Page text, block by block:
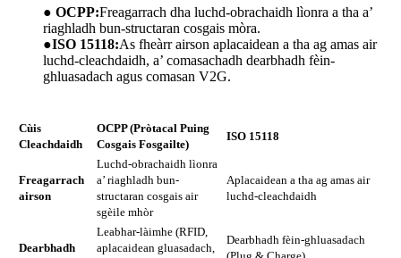
● OCPP:Freagarrach dha luchd-obrachaidh lìonra a tha a’
riaghladh bun-structaran cosgais mòra.
●ISO 15118:As fheàrr airson aplacaidean a tha ag amas air
luchd-cleachdaidh, a’ comasachadh dearbhadh fèin-
ghluasadach agus comasan V2G.
Cùis
Cleachdaidh
OCPP (Pròtacal Puing
Cosgais Fosgailte)
ISO 15118
Freagarrach
airson
Luchd-obrachaidh lìonra
a’ riaghladh bun-
structaran cosgais air
sgèile mhòr
Aplacaidean a tha ag amas air
luchd-cleachdaidh
Dearbhadh
Leabhar-làimhe (RFID,
aplacaidean gluasadach,
Dearbhadh fèin-ghluasadach